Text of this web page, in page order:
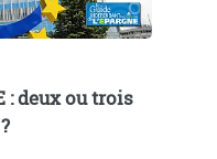
: deux ou trois